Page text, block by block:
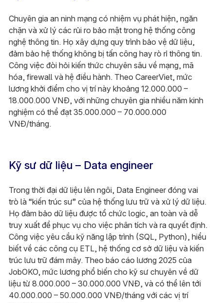
Chuyên gia an ninh mạng có nhiệm vụ phát hiện, ngăn
chặn và xử lý các rủi ro bảo mật trong hệ thống công
nghệ thông tin. Họ xây dựng quy trình bảo vệ dữ liệu,
đảm bảo hệ thống không bị tấn công hay rò rỉ thông tin.
Công việc đòi hỏi kiến thức chuyên sâu về mạng, mã
hóa, firewall và hệ điều hành. Theo CareerViet, mức
lương khởi điểm cho vị trí này khoảng 12.000.000 –
18.000.000 VNĐ, với những chuyên gia nhiều năm kinh
nghiệm có thể đạt 35.000.000 – 70.000.000
VNĐ/tháng.
Kỹ sư dữ liệu – Data engineer
Trong thời đại dữ liệu lên ngôi, Data Engineer đóng vai
trò là “kiến trúc sư” của hệ thống lưu trữ và xử lý dữ liệu.
Họ đảm bảo dữ liệu được tổ chức logic, an toàn và dễ
truy xuất để phục vụ cho việc phân tích và ra quyết định.
Công việc yêu cầu kỹ năng lập trình (SQL, Python), hiểu
biết về các công cụ ETL, hệ thống cơ sở dữ liệu và kiến
trúc lưu trữ đám mây. Theo báo cáo lương 2025 của
JobOKO, mức lương phổ biến cho kỹ sư chuyên về dữ
liệu từ 8.000.000 – 30.000.000 VNĐ, và có thể lên tới
40.000.000 – 50.000.000 VNĐ/tháng với các vị trí